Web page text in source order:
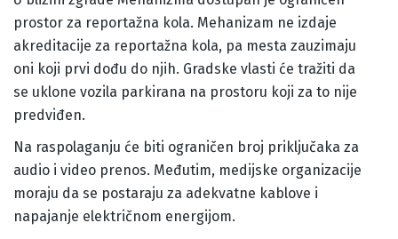
prostor za reportažna kola. Mehanizam ne izdaje
akreditacije za reportažna kola, pa mesta zauzimaju
oni koji prvi dođu do njih. Gradske vlasti će tražiti da
se uklone vozila parkirana na prostoru koji za to nije
predviđen.
Na raspolaganju će biti ograničen broj priključaka za
audio i video prenos. Međutim, medijske organizacije
moraju da se postaraju za adekvatne kablove i
napajanje električnom energijom.